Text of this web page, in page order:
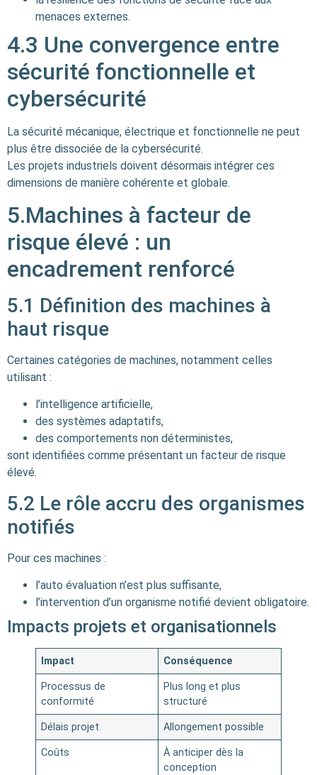
menaces externes.
4.3 Une convergence entre
sécurité fonctionnelle et
cybersécurité
La sécurité mécanique, électrique et fonctionnelle ne peut
plus être dissociée de la cybersécurité.
Les projets industriels doivent désormais intégrer ces
dimensions de manière cohérente et globale.
5.Machines à facteur de
risque élevé : un
encadrement renforcé
5.1 Définition des machines à
haut risque
Certaines catégories de machines, notamment celles
utilisant :
l’intelligence artificielle,
des systèmes adaptatifs,
des comportements non déterministes,
sont identifiées comme présentant un facteur de risque
élevé.
5.2 Le rôle accru des organismes
notifiés
Pour ces machines :
l’auto évaluation n’est plus suffisante,
l’intervention d’un organisme notifié devient obligatoire.
Impacts projets et organisationnels
Impact Conséquence
Processus de
conformité
Plus long et plus
structuré
Délais projet Allongement possible
Coûts
À anticiper dès la
conception